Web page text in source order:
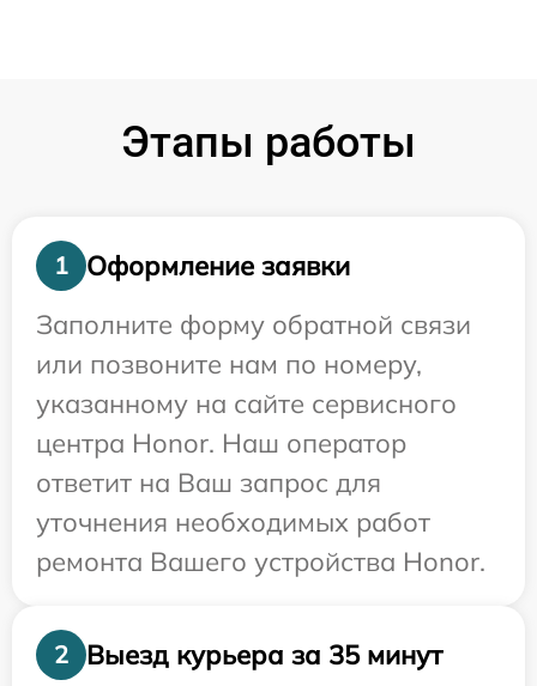
Этапы работы
1
Оформление заявки
Заполните форму обратной связи
или позвоните нам по номеру,
указанному на сайте сервисного
центра Honor. Наш оператор
ответит на Ваш запрос для
уточнения необходимых работ
ремонта Вашего устройства Honor.
2
Выезд курьера за 35 минут